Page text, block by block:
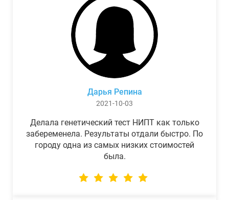
Дарья Репина
2021-10-03
Делала генетический тест НИПТ как только
забеременела. Результаты отдали быстро. По
городу одна из самых низких стоимостей
была.